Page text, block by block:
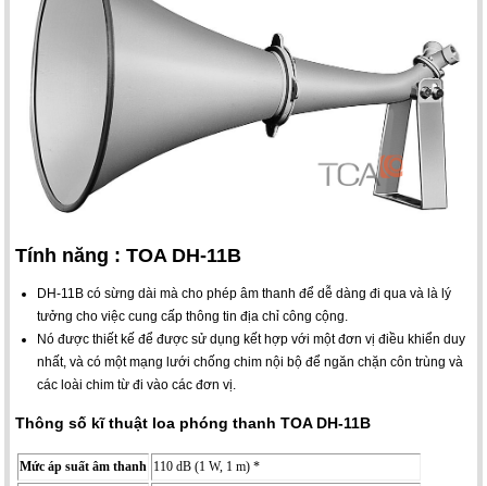
Tính năng : TOA DH-11B
DH-11B có sừng dài mà cho phép âm thanh để dễ dàng đi qua và là lý
tưởng cho việc cung cấp thông tin địa chỉ công cộng.
Nó được thiết kế để được sử dụng kết hợp với một đơn vị điều khiển duy
nhất, và có một mạng lưới chống chim nội bộ để ngăn chặn côn trùng và
các loài chim từ đi vào các đơn vị.
Thông số kĩ thuật loa phóng thanh TOA DH-11B
Mức áp suất âm thanh 110 dB (1 W, 1 m) *